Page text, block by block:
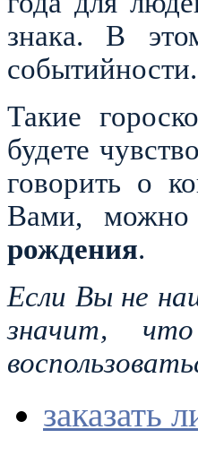
знака. В
событийности.
Такие
будете
говорить о
Вами,
рождения.
Если Вы не
значит,
заказать